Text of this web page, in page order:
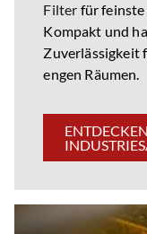
Filter für feinste
Kompakt und
Zuverlässigkeit
engen Räumen.
conveyor belt